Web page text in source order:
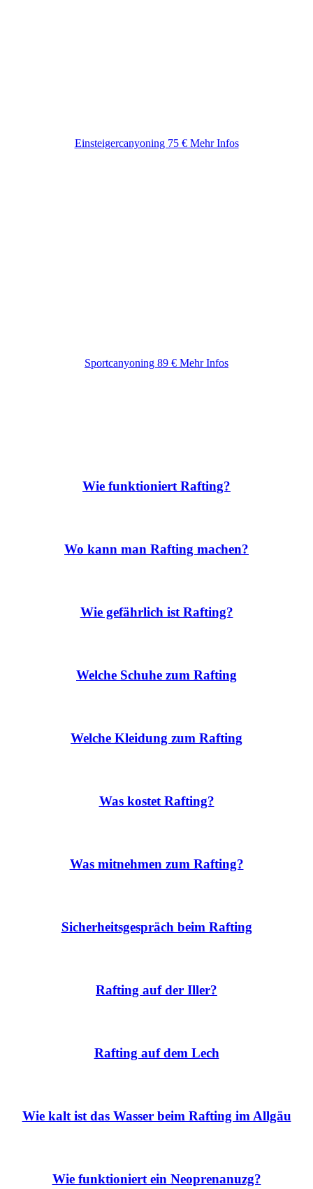
Einsteigercanyoning 75 € Mehr Infos
Sportcanyoning 89 € Mehr Infos
Wie funktioniert Rafting?
Wo kann man Rafting machen?
Wie gefährlich ist Rafting?
Welche Schuhe zum Rafting
Welche Kleidung zum Rafting
Was kostet Rafting?
Was mitnehmen zum Rafting?
Sicherheitsgespräch beim Rafting
Rafting auf der Iller?
Rafting auf dem Lech
Wie kalt ist das Wasser beim Rafting im Allgäu
Wie funktioniert ein Neoprenanuzg?